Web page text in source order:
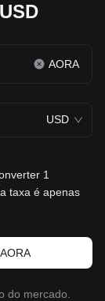
AORA
USD
1
taxa é apenas
do mercado.